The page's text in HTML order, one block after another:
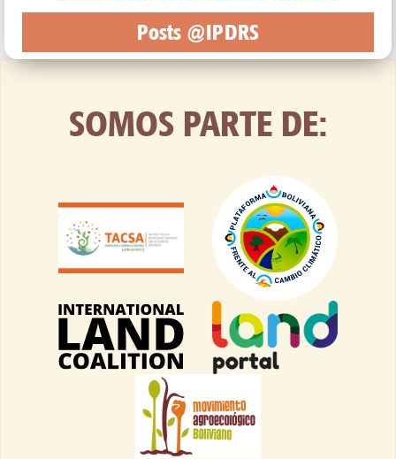
Posts @IPDRS
SOMOS PARTE DE: